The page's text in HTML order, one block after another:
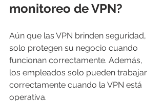
monitoreo de VPN?
Aún que las VPN brinden seguridad,
solo protegen su negocio cuando
funcionan correctamente. Además,
los empleados solo pueden trabajar
correctamente cuando la VPN está
operativa.